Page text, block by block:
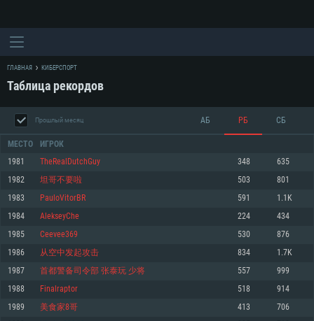
СИСТЕМНЫЕ ТРЕБОВАНИЯ
Для PC
Для Mac
Минимальные
ОС: Windows 10 (64 bit)
Процессор: Dual-Core 2.2 GHz
Минимальные
Операционная система: Mac OS Big Sur 11.0
Процессор: Core i5, минимум 2.2GHz (Intel Xeon не поддерживается)
Минимальные
Операционная система: Современные дистрибутивы Linux 64bit
Процессор: Dual-Core 2.4 ГГц
ГЛАВНАЯ КИБЕРСПОРТ
Таблица рекордов
Прошлый месяц АБ РБ СБ
МЕСТО ИГРОК
1981 TheRealDutchGuy 348 635
1982 坦哥不要啦 503 801
1983 PauloVitorBR 591 1.1K
1984 AlekseyChe 224 434
1985 Ceevee369 530 876
1986 从空中发起攻击 834 1.7K
1987 首都警备司令部 张泰玩 少将 557 999
1988 Finalraptor 518 914
1989 美食家8哥 413 706